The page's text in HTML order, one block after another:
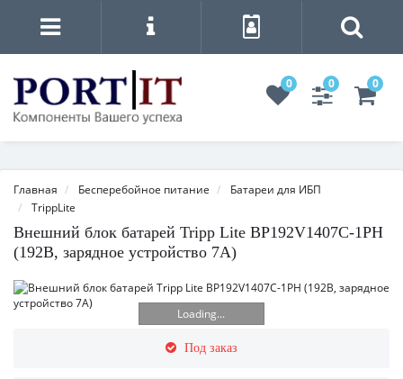
0 0 0
Главная Бесперебойное питание
Батареи для ИБП
TrippLite
Внешний блок батарей Tripp Lite BP192V1407C-1PH
(192В, зарядное устройство 7А)
Loading...
Под заказ